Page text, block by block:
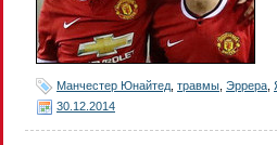
Манчестер Юнайтед травмы Эррера
30.12.2014